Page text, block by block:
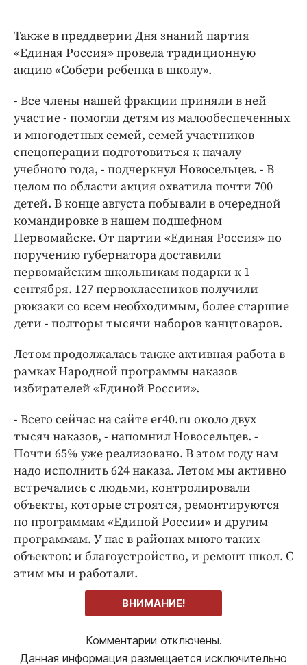
Также в преддверии Дня знаний партия
«Единая Россия» провела традиционную
акцию «Собери ребенка в школу».
- Все члены нашей фракции приняли в ней
участие - помогли детям из малообеспеченных
и многодетных семей, семей участников
спецоперации подготовиться к началу
учебного года, - подчеркнул Новосельцев. - В
целом по области акция охватила почти 700
детей. В конце августа побывали в очередной
командировке в нашем подшефном
Первомайске. От партии «Единая Россия» по
поручению губернатора доставили
первомайским школьникам подарки к 1
сентября. 127 первоклассников получили
рюкзаки со всем необходимым, более старшие
дети - полторы тысячи наборов канцтоваров.
Летом продолжалась также активная работа в
рамках Народной программы наказов
избирателей «Единой России».
- Всего сейчас на сайте er40.ru около двух
тысяч наказов, - напомнил Новосельцев. -
Почти 65% уже реализовано. В этом году нам
надо исполнить 624 наказа. Летом мы активно
встречались с людьми, контролировали
объекты, которые строятся, ремонтируются
по программам «Единой России» и другим
программам. У нас в районах много таких
объектов: и благоустройство, и ремонт школ. С
этим мы и работали.
ВНИМАНИЕ!
Комментарии отключены.
Данная информация размещается исключительно